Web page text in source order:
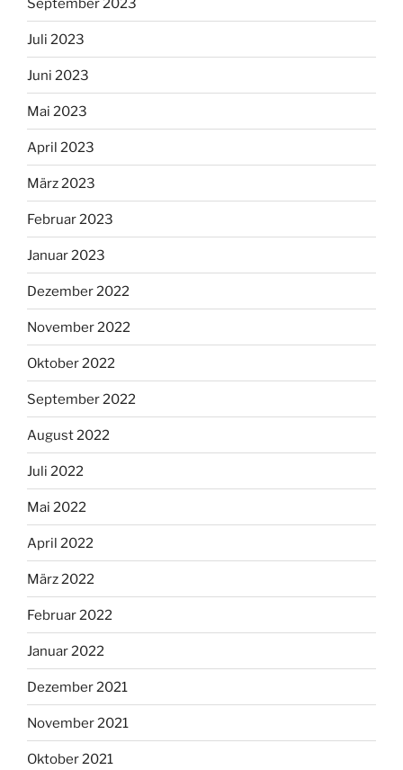
September 2023
Juli 2023
Juni 2023
Mai 2023
April 2023
März 2023
Februar 2023
Januar 2023
Dezember 2022
November 2022
Oktober 2022
September 2022
August 2022
Juli 2022
Mai 2022
April 2022
März 2022
Februar 2022
Januar 2022
Dezember 2021
November 2021
Oktober 2021